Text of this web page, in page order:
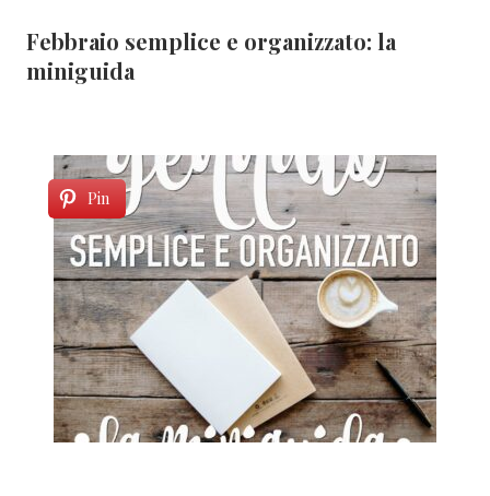
Febbraio semplice e organizzato: la
miniguida
Pin